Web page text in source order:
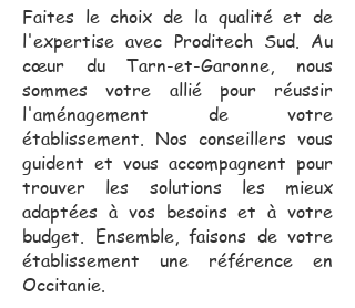
Faites le choix de la qualité et de
l'expertise avec Proditech Sud. Au
cœur du Tarn-et-Garonne, nous
sommes votre allié pour réussir
l'aménagement de votre
établissement. Nos conseillers vous
guident et vous accompagnent pour
trouver les solutions les mieux
adaptées à vos besoins et à votre
budget. Ensemble, faisons de votre
établissement une référence en
Occitanie.